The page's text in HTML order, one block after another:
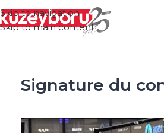
Skip to navigation
Skip to main content
Signature du